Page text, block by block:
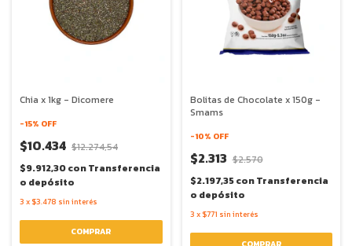
Chia x 1kg - Dicomere
-15% OFF
$10.434 $12.274,54
$9.912,30conTransferencia
o depósito
3 x $3.478 sin interés
Bolitas de Chocolate x 150g -
Smams
-10% OFF
$2.313 $2.570
$2.197,35conTransferencia
o depósito
3 x $771 sin interés